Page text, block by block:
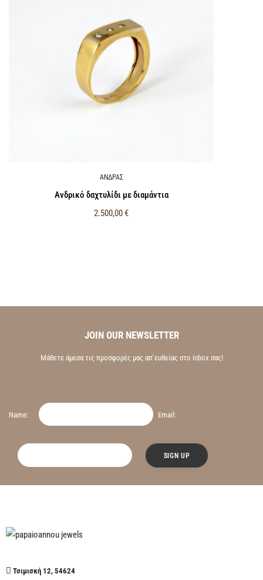
ΑΝΔΡΑΣ
Ανδρικό δαχτυλίδι με διαμάντια
2.500,00€
JOIN OUR NEWSLETTER
Μάθετε άμεσα τις προσφορές μας απ’ευθείας στο inbox σας!
Name: Email:
Τσιμισκή 12, 54624